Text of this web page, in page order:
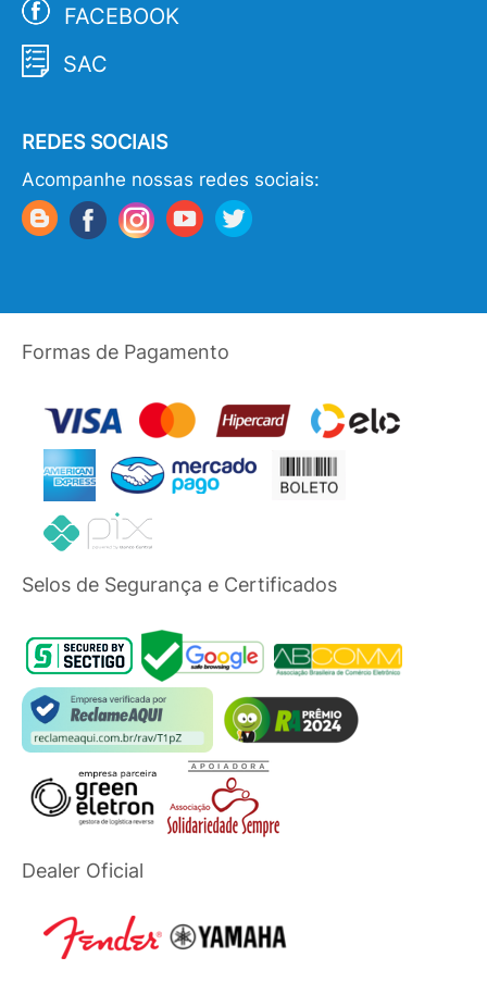
FACEBOOK
SAC
REDES SOCIAIS
Acompanhe nossas redes sociais:
Formas de Pagamento
Selos de Segurança e Certificados
Dealer Oficial